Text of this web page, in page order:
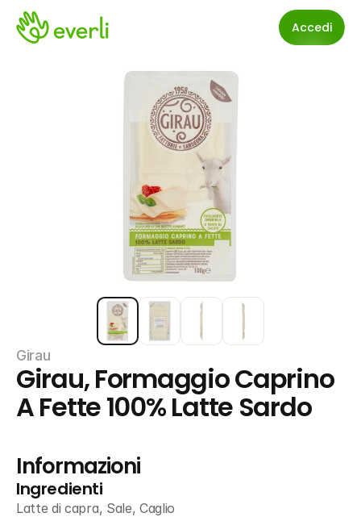
Accedi
Girau
Girau, Formaggio Caprino
A Fette 100% Latte Sardo
Informazioni
Ingredienti
Latte di capra, Sale, Caglio